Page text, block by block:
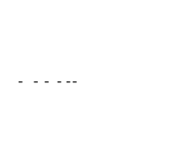
- - - - --